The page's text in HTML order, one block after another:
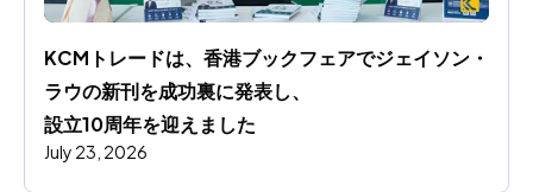
KCMトレードは、香港ブックフェアでジェイソン・
ラウの新刊を成功裏に発表し、
設立10周年を迎えました
July 23, 2026